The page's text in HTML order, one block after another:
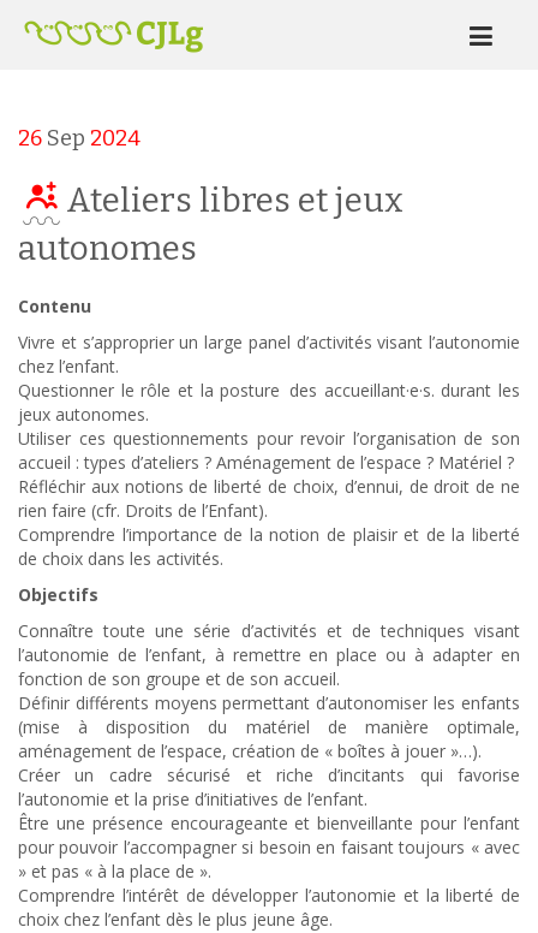
26 Sep 2024
Ateliers libres et jeux
autonomes
Contenu
Vivre et s’approprier un large panel d’activités visant l’autonomie
chez l’enfant.
Questionner le rôle et la posture des accueillant·e·s. durant les
jeux autonomes.
Utiliser ces questionnements pour revoir l’organisation de son
accueil : types d’ateliers ? Aménagement de l’espace ? Matériel ?
Réfléchir aux notions de liberté de choix, d’ennui, de droit de ne
rien faire (cfr. Droits de l’Enfant).
Comprendre l’importance de la notion de plaisir et de la liberté
de choix dans les activités.
Objectifs
Connaître toute une série d’activités et de techniques visant
l’autonomie de l’enfant, à remettre en place ou à adapter en
fonction de son groupe et de son accueil.
Définir différents moyens permettant d’autonomiser les enfants
(mise à disposition du matériel de manière optimale,
aménagement de l’espace, création de « boîtes à jouer »…).
Créer un cadre sécurisé et riche d’incitants qui favorise
l’autonomie et la prise d’initiatives de l’enfant.
Être une présence encourageante et bienveillante pour l’enfant
pour pouvoir l’accompagner si besoin en faisant toujours « avec
» et pas « à la place de ».
Comprendre l’intérêt de développer l’autonomie et la liberté de
choix chez l’enfant dès le plus jeune âge.